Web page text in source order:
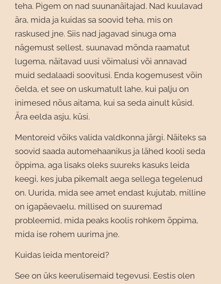
teha. Pigem on nad suunanäitajad. Nad kuulavad
ära, mida ja kuidas sa soovid teha, mis on
raskused jne. Siis nad jagavad sinuga oma
nägemust sellest, suunavad mõnda raamatut
lugema, näitavad uusi võimalusi või annavad
muid sedalaadi soovitusi. Enda kogemusest võin
öelda, et see on uskumatult lahe, kui palju on
inimesed nõus aitama, kui sa seda ainult küsid.
Ära eelda asju, küsi.
Mentoreid võiks valida valdkonna järgi. Näiteks sa
soovid saada automehaanikus ja lähed kooli seda
õppima, aga lisaks oleks suureks kasuks leida
keegi, kes juba pikemalt aega sellega tegelenud
on. Uurida, mida see amet endast kujutab, milline
on igapäevaelu, millised on suuremad
probleemid, mida peaks koolis rohkem õppima,
mida ise rohem uurima jne.
Kuidas leida mentoreid?
See on üks keerulisemaid tegevusi. Eestis olen